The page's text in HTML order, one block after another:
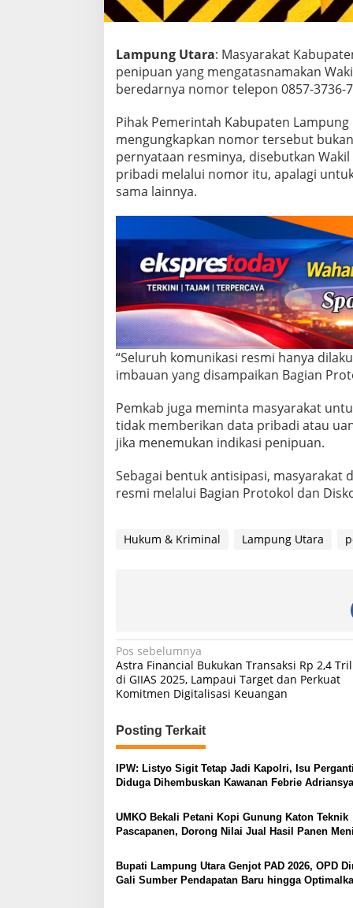
s
p
d
a
Lampung Utara: Masyarakat
penipuan yang mengatasnamakan
beredarnya nomor telepon 0857-
Pihak Pemerintah Kabupaten
mengungkapkan nomor tersebut
pernyataan resminya, disebutkan
pribadi melalui nomor itu, apalagi
sama lainnya.
“Seluruh komunikasi resmi hanya
imbauan yang disampaikan Bagian
Pemkab juga meminta masyarakat
tidak memberikan data pribadi atau
jika menemukan indikasi penipuan.
Sebagai bentuk antisipasi, masyarakat
resmi melalui Bagian Protokol dan
Hukum & Kriminal Lampung Utara
N
a
v
i
g
a
s
i
p
s
Pos sebelumnya
Astra Financial Bukukan Transaksi Rp 2,4
di GIIAS 2025, Lampaui Target dan Perkuat
Komitmen Digitalisasi Keuangan
Posting Terkait
IPW: Listyo Sigit Tetap Jadi Kapolri, Isu
Diduga Dihembuskan Kawanan Febrie
UMKO Bekali Petani Kopi Gunung Katon Teknik
Pascapanen, Dorong Nilai Jual Hasil Panen
Bupati Lampung Utara Genjot PAD 2026, OPD
Gali Sumber Pendapatan Baru hingga